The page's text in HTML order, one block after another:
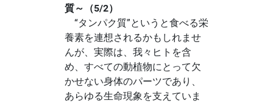
質～（5/2）
“タンパク質”というと食べる栄
養素を連想されるかもしれませ
んが、実際は、我々ヒトを含
め、すべての動植物にとって欠
かせない身体のパーツであり、
あらゆる生命現象を支えていま